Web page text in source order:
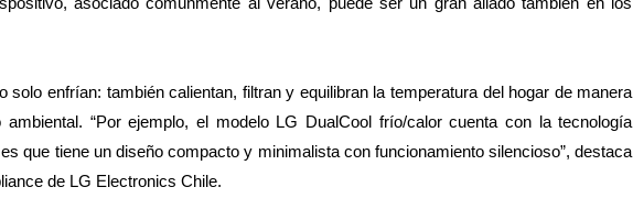
solo enfrían: también calientan, filtran y equilibran la temperatura del hogar de manera
“Por ejemplo, el modelo LG DualCool frío/calor cuenta con la tecnología
que tiene un diseño compacto y minimalista con funcionamiento silencioso”, destaca
de LG Electronics Chile.